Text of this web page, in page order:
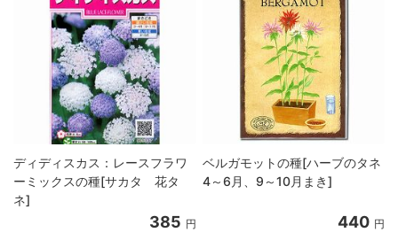
ディディスカス：レースフラワ
ーミックスの種[サカタ 花タ
ネ]
385 円
ベルガモットの種[ハーブのタネ
4～6月、9～10月まき]
440 円